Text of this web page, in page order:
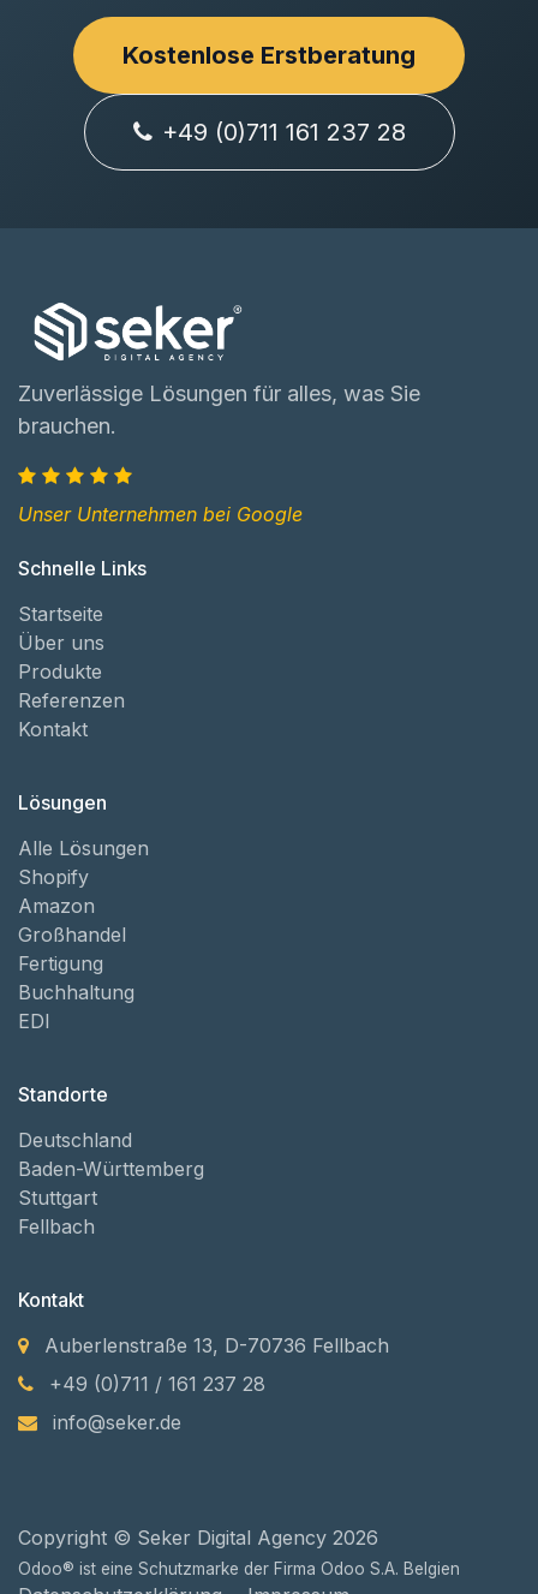
Kostenlose Erstberatung
+49 (0)711 161 237 28
Zuverlässige Lösungen für alles, was Sie
brauchen.
Unser Unternehmen bei Google
Schnelle Links
Startseite
Über uns
Produkte
Referenzen
Kontakt
Lösungen
Alle Lösungen
Shopify
Amazon
Großhandel
Fertigung
Buchhaltung
EDI
Standorte
Deutschland
Baden-Württemberg
Stuttgart
Fellbach
Kontakt
Auberlenstraße 13, D-70736 Fellbach
+49 (0)711 / 161 237 28
info@seker.de
Copyright © Seker Digital Agency 2026
Odoo® ist eine Schutzmarke der Firma Odoo S.A. Belgien